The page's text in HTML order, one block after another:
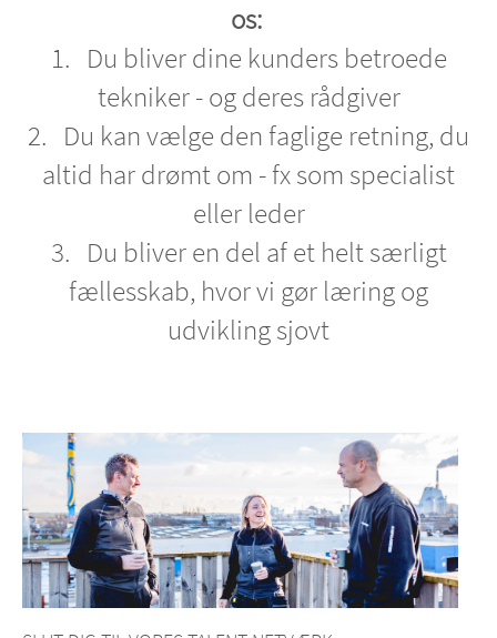
os:
1. Du bliver dine kunders betroede
tekniker - og deres rådgiver
2. Du kan vælge den faglige retning, du
altid har drømt om - fx som specialist
eller leder
3. Du bliver en del af et helt særligt
fællesskab, hvor vi gør læring og
udvikling sjovt